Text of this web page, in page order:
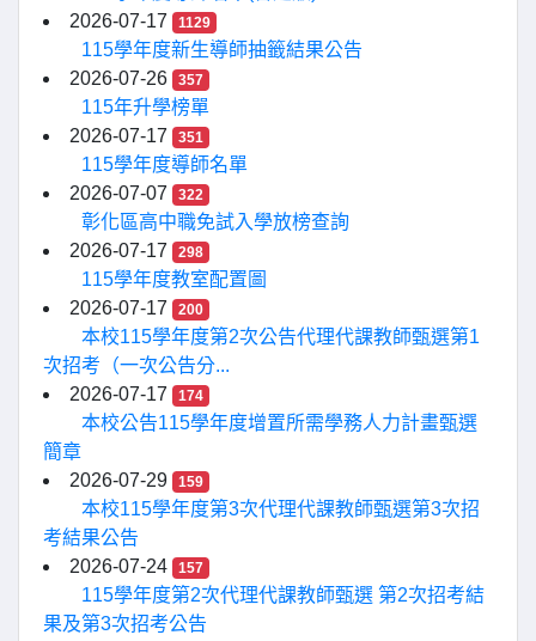
2026-07-17
1129
115學年度新生導師抽籤結果公告
2026-07-26
357
115年升學榜單
2026-07-17
351
115學年度導師名單
2026-07-07
322
彰化區高中職免試入學放榜查詢
2026-07-17
298
115學年度教室配置圖
2026-07-17
200
本校115學年度第2次公告代理代課教師甄選第1
次招考（一次公告分...
2026-07-17
174
本校公告115學年度增置所需學務人力計畫甄選
簡章
2026-07-29
159
本校115學年度第3次代理代課教師甄選第3次招
考結果公告
2026-07-24
157
115學年度第2次代理代課教師甄選 第2次招考結
果及第3次招考公告